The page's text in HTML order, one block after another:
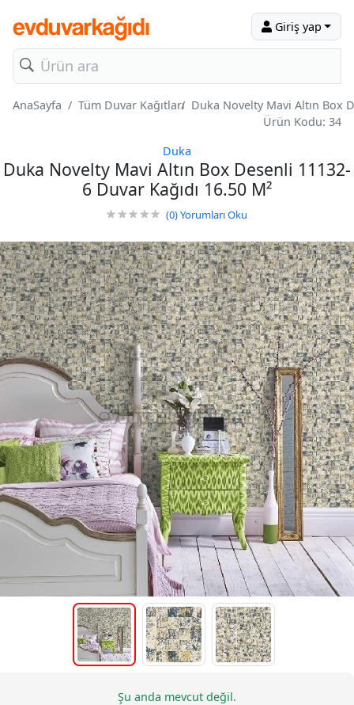
Giriş yap
AnaSayfa Tüm Duvar Kağıtları Duka Novelty Mavi Altın Box
Ürün Kodu: 34
Duka
Duka Novelty Mavi Altın Box Desenli 11132-
6 Duvar Kağıdı 16.50 M²
(0)Yorumları Oku
Şu anda mevcut değil.